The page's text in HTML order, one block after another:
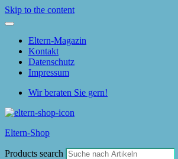
Skip to the content
Eltern-Magazin
Kontakt
Datenschutz
Impressum
Wir beraten Sie gern!
Eltern-Shop
Products search